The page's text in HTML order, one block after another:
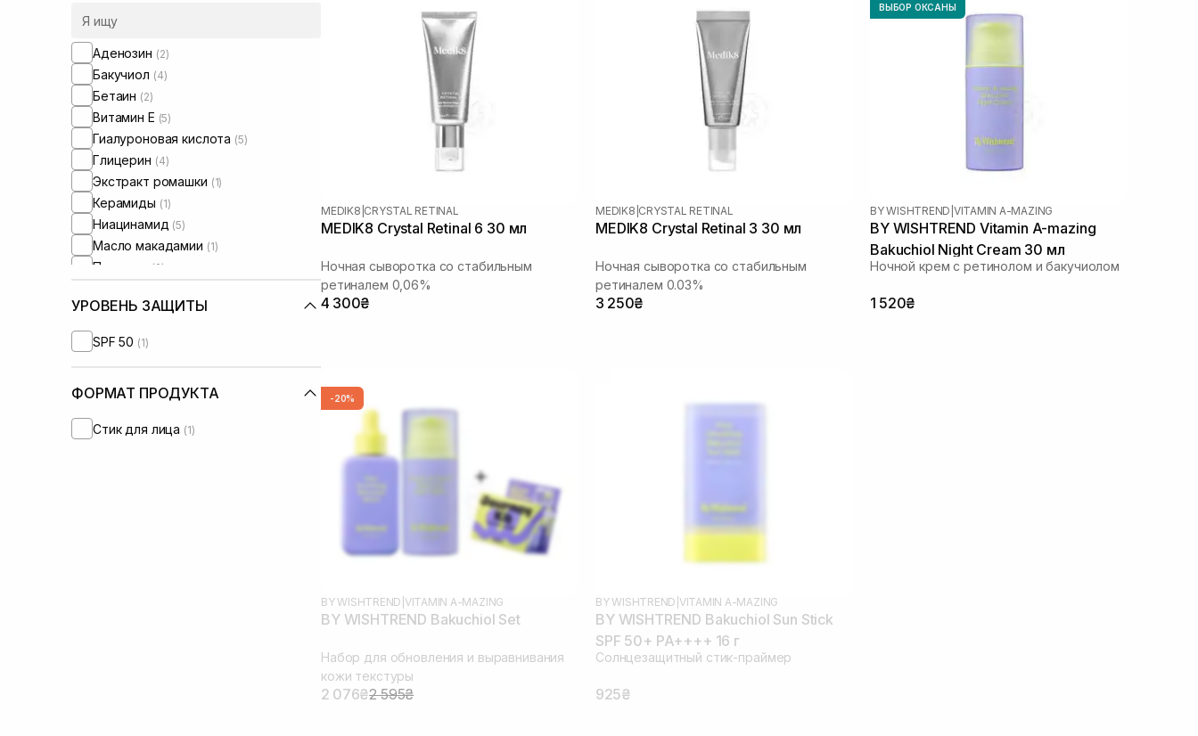
Аденозин (2)
Бакучиол (4)
Бетаин (2)
Витамин Е (5)
Гиалуроновая кислота (5)
Глицерин (4)
Экстракт ромашки (1)
Керамиды (1)
Ниацинамид (5)
Масло макадамии (1)
Пептиды (2)
Ретинол/ Витамин А
УРОВЕНЬ ЗАЩИТЫ
SPF 50 (1)
ФОРМАТ ПРОДУКТА
Стик для лица (1)
MEDIK8 CRYSTAL RETINAL
MEDIK8 Crystal Retinal 6 30 мл
Ночная сыворотка со стабильным
ретиналем 0,06%
4 300₴
MEDIK8 CRYSTAL RETINAL
MEDIK8 Crystal Retinal 3 30 мл
Ночная сыворотка со стабильным
ретиналем 0.03%
3 250₴
ВЫБОР ОКСАНЫ
BY WISHTREND VITAMIN A-MAZING
BY WISHTREND Vitamin A-mazing
Bakuchiol Night Cream 30 мл
Ночной крем с ретинолом и бакучиолом
1 520₴
-20%
BY WISHTREND VITAMIN A-MAZING
BY WISHTREND Bakuchiol Set
Набор для обновления и выравнивания
кожи текстуры
2 076₴2 595₴
BY WISHTREND VITAMIN A-MAZING
BY WISHTREND Bakuchiol Sun Stick
SPF 50+ PA++++ 16 г
Солнцезащитный стик-праймер
925₴